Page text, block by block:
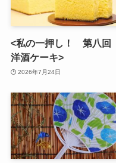
<私の一押し！ 第八回
洋酒ケーキ>
2026年7月24日